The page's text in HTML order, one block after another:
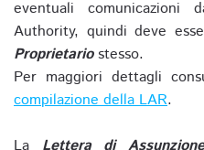
eventuali comunicazioni
Authority, quindi deve
Proprietariostesso.
Per maggiori dettagli
compilazione della LAR.